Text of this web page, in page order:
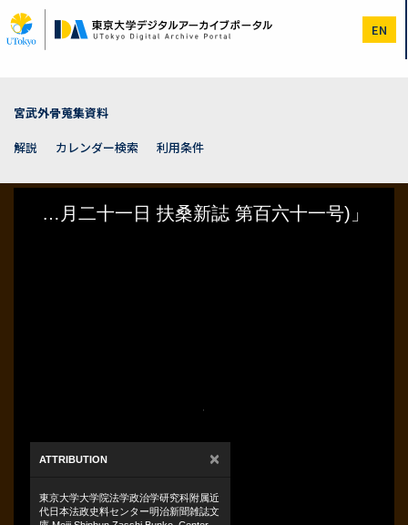
イ
ン
EN
宮武外骨蒐集資料
解説
カレンダー検索 利用条件